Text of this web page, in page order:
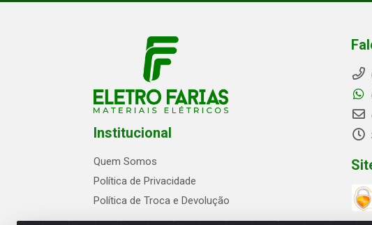
Institucional
Quem Somos
Política de Privacidade
Política de Troca e Devolução